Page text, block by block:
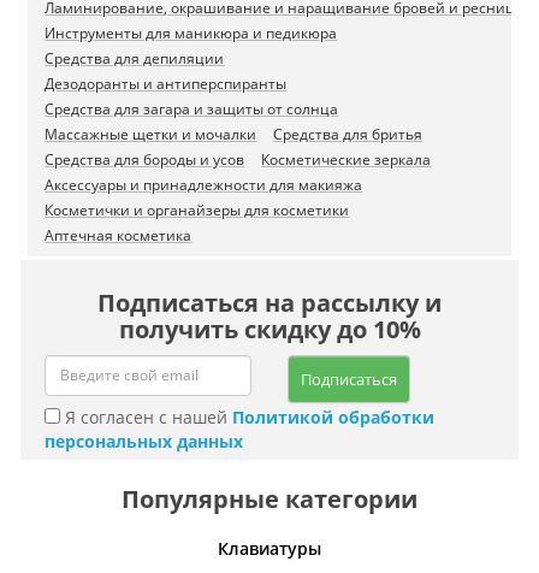
Ламинирование, окрашивание и наращивание бровей и ресниц
Инструменты для маникюра и педикюра
Средства для депиляции
Дезодоранты и антиперспиранты
Средства для загара и защиты от солнца
Массажные щетки и мочалки
Средства для бритья
Средства для бороды и усов
Косметические зеркала
Аксессуары и принадлежности для макияжа
Косметички и органайзеры для косметики
Аптечная косметика
Подписаться на рассылку и
получить скидку до 10%
Подписаться
Я согласен с нашей Политикой обработки
персональных данных
Популярные категории
Клавиатуры